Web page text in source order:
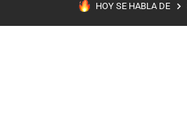
HOY SE HABLA DE